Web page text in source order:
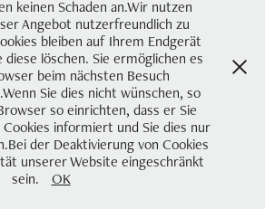
keinen Schaden an.Wir nutzen
Angebot nutzerfreundlich zu
bleiben auf Ihrem Endgerät
löschen. Sie ermöglichen es
beim nächsten Besuch
Sie dies nicht wünschen, so
so einrichten, dass er Sie
informiert und Sie dies nur
der Deaktivierung von Cookies
unserer Website eingeschränkt
sein.
OK